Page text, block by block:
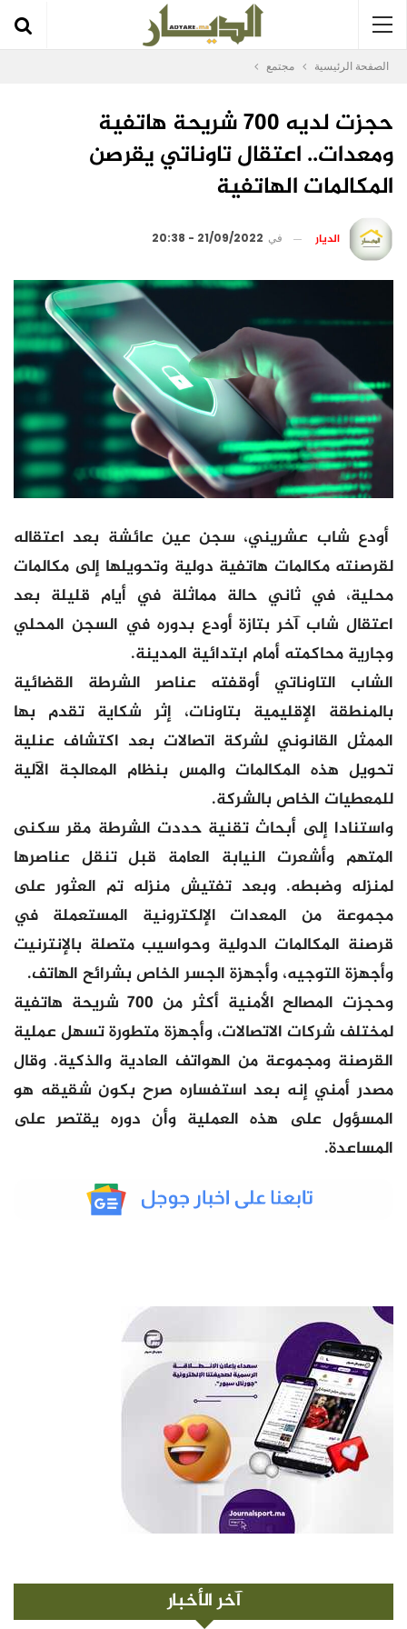
الصفحة الرئيسية مجتمع
حجزت لديه 700 شريحة هاتفية
ومعدات.. اعتقال تاوناتي يقرصن
المكالمات الهاتفية
الديار في 21/09/2022 - 20:38
أودع شاب عشريني، سجن عين عائشة بعد اعتقاله
لقرصنته مكالمات هاتفية دولية وتحويلها إلى مكالمات
محلية، في ثاني حالة مماثلة في أيام قليلة بعد
اعتقال شاب آخر بتازة أودع بدوره في السجن المحلي
وجارية محاكمته أمام ابتدائية المدينة.
الشاب التاوناتي أوقفته عناصر الشرطة القضائية
بالمنطقة الإقليمية بتاونات، إثر شكاية تقدم بها
الممثل القانوني لشركة اتصالات بعد اكتشاف عنلية
تحويل هذه المكالمات والمس بنظام المعالجة الآلية
للمعطيات الخاص بالشركة.
واستنادا إلى أبحاث تقنية حددت الشرطة مقر سكنى
المتهم وأشعرت النيابة العامة قبل تنقل عناصرها
لمنزله وضبطه. وبعد تفتيش منزله تم العثور على
مجموعة من المعدات الإلكترونية المستعملة في
قرصنة المكالمات الدولية وحواسيب متصلة بالإنترنيت
وأجهزة التوجيه، وأجهزة الجسر الخاص بشرائح الهاتف.
وحجزت المصالح الأمنية أكثر من 700 شريحة هاتفية
لمختلف شركات الاتصالات، وأجهزة متطورة تسهل عملية
القرصنة ومجموعة من الهواتف العادية والذكية. وقال
مصدر أمني إنه بعد استفساره صرح بكون شقيقه هو
المسؤول على هذه العملية وأن دوره يقتصر على
المساعدة.
آخر الأخبار